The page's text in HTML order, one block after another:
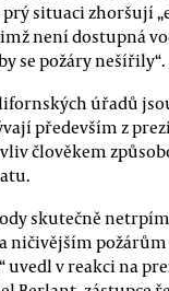
situaci zhoršují
není dostupná
se požáry nešířily“.
úřadů
především z
člověkem
skutečně
ničivějším
uvedl v reakci na